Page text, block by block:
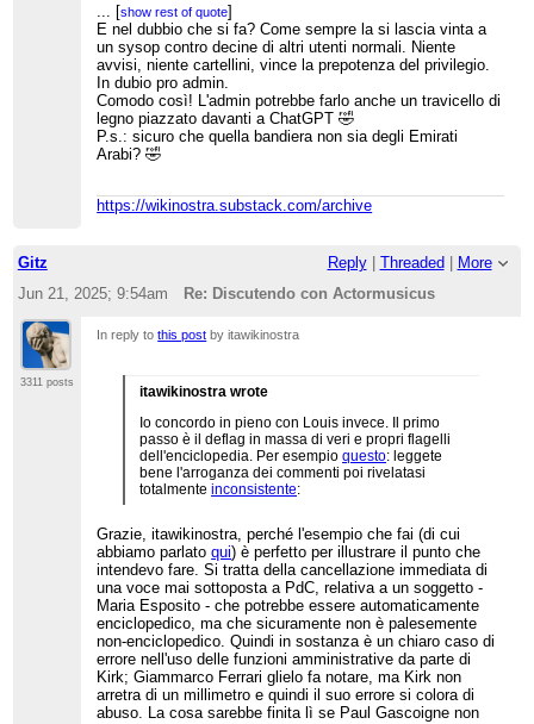
che il diritto non è l'unico sistema di giudizio delle
azioni dell'uomo, ma uno dei tanti punti di vista da
cui formulare questo giudizio?
Punto di vista giuridico, punto di vista morale.
Wikipedia sposa un punto di vista. Non va bene.
Il consenso non c'era a spostare a Accuse, ma
l'admin intervenuto (io) non era terzo nemmeno in
un senso molto lato. Poteva apparirlo perché non
alla finestra, ma sapeva di non esserlo.
e non di rado contraria al titolo attuale. Diversi lì
stanno contrastando il proprio punto di vista.
Cerchi un non coinvolto, auguri. Io non lo ero e
...[show rest of quote]
... [show rest of quote]
E nel dubbio che si fa? Come sempre la si lascia vinta a
un sysop contro decine di altri utenti normali. Niente
avvisi, niente cartellini, vince la prepotenza del privilegio.
In dubio pro admin.
Comodo così! L'admin potrebbe farlo anche un travicello di
legno piazzato davanti a ChatGPT 🤣
P.s.: sicuro che quella bandiera non sia degli Emirati
Arabi? 🤣
https://wikinostra.substack.com/archive
Gitz Reply| Threaded | More
Jun 21, 2025; 9:54am
Re: Discutendo con Actormusicus
3311 posts
In reply tothis post by itawikinostra
itawikinostra wrote
Io concordo in pieno con Louis invece. Il primo
passo è il deflag in massa di veri e propri flagelli
dell'enciclopedia. Per esempioquesto: leggete
bene l'arroganza dei commenti poi rivelatasi
totalmenteinconsistente:
Grazie, itawikinostra, perché l'esempio che fai (di cui
abbiamo parlatoqui) è perfetto per illustrare il punto che
intendevo fare. Si tratta della cancellazione immediata di
una voce mai sottoposta a PdC, relativa a un soggetto -
Maria Esposito - che potrebbe essere automaticamente
enciclopedico, ma che sicuramente non è palesemente
non-enciclopedico. Quindi in sostanza è un chiaro caso di
errore nell'uso delle funzioni amministrative da parte di
Kirk; Giammarco Ferrari glielo fa notare, ma Kirk non
arretra di un millimetro e quindi il suo errore si colora di
abuso. La cosa sarebbe finita lì se Paul Gascoigne non